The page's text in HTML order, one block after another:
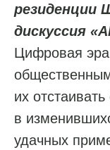
резиденции
дискуссия
Цифровая эра
их
в
удачных